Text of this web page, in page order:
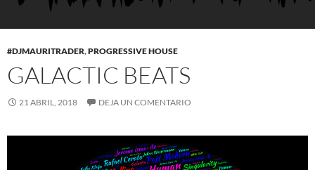
#DJMAURITRADER,PROGRESSIVE HOUSE
GALACTIC BEATS
21 ABRIL, 2018 DEJA UN COMENTARIO